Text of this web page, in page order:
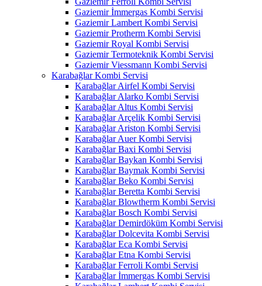
Gaziemir İmmergas Kombi Servisi
Gaziemir Lambert Kombi Servisi
Gaziemir Protherm Kombi Servisi
Gaziemir Royal Kombi Servisi
Gaziemir Termoteknik Kombi Servisi
Gaziemir Viessmann Kombi Servisi
Karabağlar Kombi Servisi
Karabağlar Airfel Kombi Servisi
Karabağlar Alarko Kombi Servisi
Karabağlar Altus Kombi Servisi
Karabağlar Arçelik Kombi Servisi
Karabağlar Ariston Kombi Servisi
Karabağlar Auer Kombi Servisi
Karabağlar Baxi Kombi Servisi
Karabağlar Baykan Kombi Servisi
Karabağlar Baymak Kombi Servisi
Karabağlar Beko Kombi Servisi
Karabağlar Beretta Kombi Servisi
Karabağlar Blowtherm Kombi Servisi
Karabağlar Bosch Kombi Servisi
Karabağlar Demirdöküm Kombi Servisi
Karabağlar Dolcevita Kombi Servisi
Karabağlar Eca Kombi Servisi
Karabağlar Etna Kombi Servisi
Karabağlar Ferroli Kombi Servisi
Karabağlar İmmergas Kombi Servisi